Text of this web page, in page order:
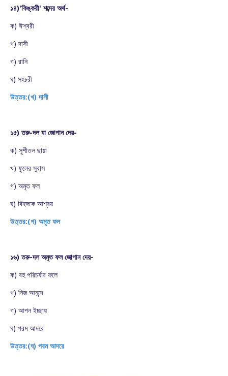
১৪)'কিঙ্করী' শব্দের অর্থ-
ক) ঈশ্বরী
খ) দাসী
গ) রানি
ঘ) সহচরী
উত্তর:(খ) দাসী
১৫) তরু-দল যা জোগান দেয়-
ক) সুশীতল ছায়া
খ) ফুলের সুবাস
গ) অমৃত ফল
ঘ) বিহঙ্গকে আশ্রয়
উত্তর:(গ) অমৃত ফল
১৬) তরু-দল অমৃত ফল জোগান দেয়-
ক) বহু পরিচর্যার ফলে
খ) নিজ আনন্দে
গ) আপন ইচ্ছায়
ঘ) পরম আদরে
উত্তর:(ঘ) পরম আদরে